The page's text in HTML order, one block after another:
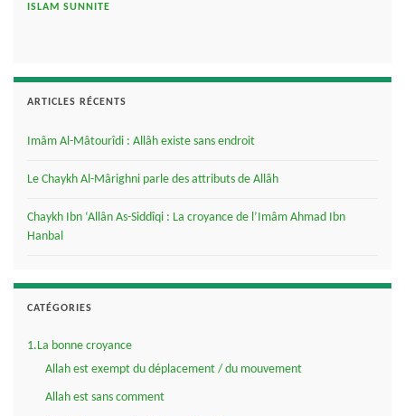
ISLAM SUNNITE
ARTICLES RÉCENTS
Imâm Al-Mâtourîdi : Allâh existe sans endroit
Le Chaykh Al-Mârighni parle des attributs de Allâh
Chaykh Ibn ‘Allân As-Siddîqi : La croyance de l’Imâm Ahmad Ibn
Hanbal
CATÉGORIES
1.La bonne croyance
Allah est exempt du déplacement / du mouvement
Allah est sans comment